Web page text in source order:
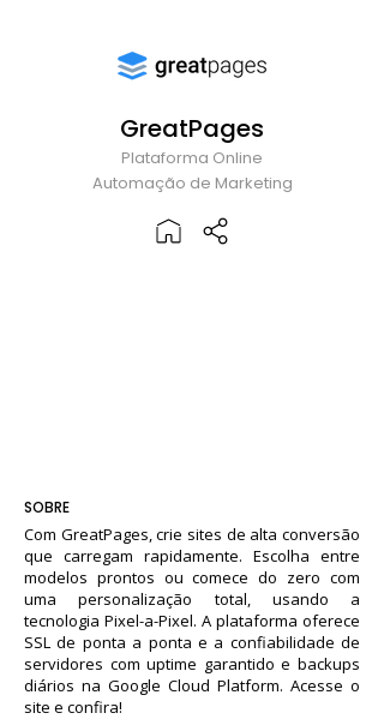
GreatPages
Plataforma Online
Automação de Marketing
SOBRE
Com GreatPages, crie sites de alta conversão
que carregam rapidamente. Escolha entre
modelos prontos ou comece do zero com
uma personalização total, usando a
tecnologia Pixel-a-Pixel. A plataforma oferece
SSL de ponta a ponta e a confiabilidade de
servidores com uptime garantido e backups
diários na Google Cloud Platform. Acesse o
site e confira!